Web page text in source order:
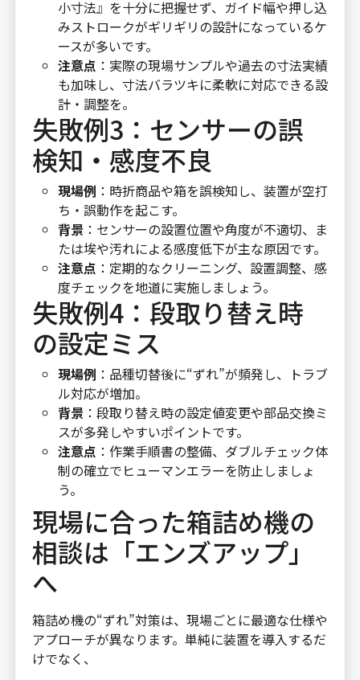
小寸法』を十分に把握せず、ガイド幅や押し込
みストロークがギリギリの設計になっているケ
ースが多いです。
注意点 ：実際の現場サンプルや過去の寸法実績
も加味し、寸法バラツキに柔軟に対応できる設
計・調整を。
失敗例3：センサーの誤
検知・感度不良
現場例 ：時折商品や箱を誤検知し、装置が空打
ち・誤動作を起こす。
背景 ：センサーの設置位置や角度が不適切、ま
たは埃や汚れによる感度低下が主な原因です。
注意点 ：定期的なクリーニング、設置調整、感
度チェックを地道に実施しましょう。
失敗例4：段取り替え時
の設定ミス
現場例 ：品種切替後に“ずれ”が頻発し、トラブ
ル対応が増加。
背景 ：段取り替え時の設定値変更や部品交換ミ
スが多発しやすいポイントです。
注意点 ：作業手順書の整備、ダブルチェック体
制の確立でヒューマンエラーを防止しましょ
う。
現場に合った箱詰め機の
相談は「エンズアップ」
へ
箱詰め機の“ずれ”対策は、現場ごとに最適な仕様や
アプローチが異なります。単純に装置を導入するだ
けでなく、